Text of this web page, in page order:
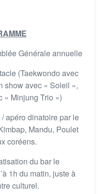
Générale annuelle
(Taekwondo avec
show avec « Soleil »,
« Minjung Trio »)
apéro dinatoire par le
Mandu, Poulet
coréens.
du bar le
1h du matin, juste à
culturel.